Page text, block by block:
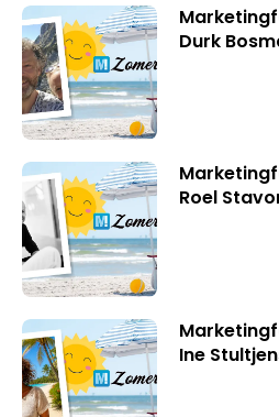
Durk
Roel
Ine